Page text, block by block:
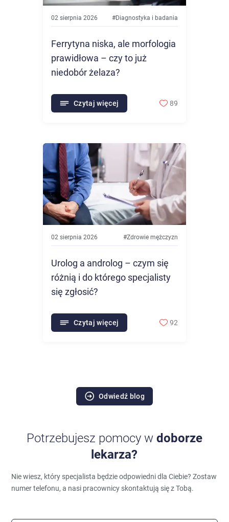
02 sierpnia 2026 #Diagnostyka i badania
Ferrytyna niska, ale morfologia
prawidłowa – czy to już
niedobór żelaza?
Czytaj więcej 89
02 sierpnia 2026 #Zdrowie mężczyzn
Urolog a androlog – czym się
różnią i do którego specjalisty
się zgłosić?
Czytaj więcej 92
Odwiedź blog
Potrzebujesz pomocy w doborze
lekarza?
Nie wiesz, który specjalista będzie odpowiedni dla Ciebie?Zostaw
numer telefonu, a nasi pracownicy skontaktują się z Tobą.